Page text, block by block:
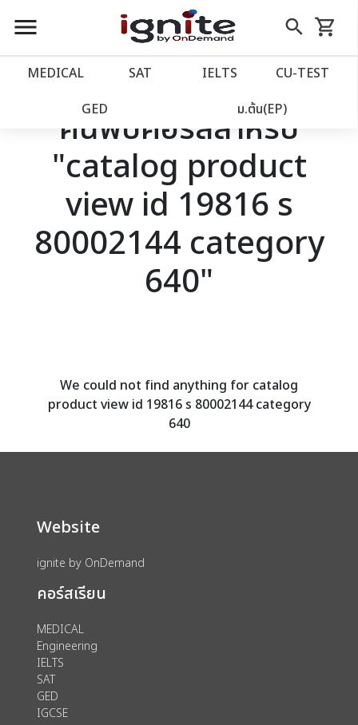
close
account_balance หน้าแรก
เว็บไซต์อิกไนท์
โปรโมชั่น
วางแผนการเรียน
account_circle เข้าสู่ระบบ
menu search
Skip
to
shopping_cart
รถเข็น
MEDICAL SAT IELTS CU‑TEST
GED ม.ต้น(EP)
ค้นพบคอร์สสำหรับ
"catalog product
view id 19816 s
80002144 category
640"
We could not find anything for catalog
product view id 19816 s 80002144 category
640
Website
ignite by OnDemand
คอร์สเรียน
MEDICAL
Engineering
IELTS
SAT
GED
IGCSE